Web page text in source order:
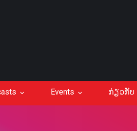
Events ກ່ຽວກັບ